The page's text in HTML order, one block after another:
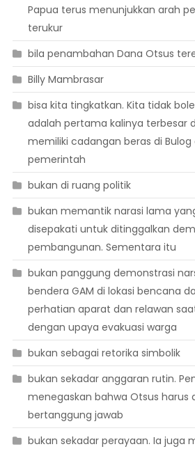
Papua terus menunjukkan arah
terukur
bila penambahan Dana Otsus
Billy Mambrasar
bisa kita tingkatkan. Kita tidak
adalah pertama kalinya terbesar
memiliki cadangan beras di
pemerintah
bukan di ruang politik
bukan memantik narasi lama
disepakati untuk ditinggalkan
pembangunan. Sementara itu
bukan panggung demonstrasi
bendera GAM di lokasi bencana
perhatian aparat dan relawan
dengan upaya evakuasi warga
bukan sebagai retorika simbolik
bukan sekadar anggaran rutin.
menegaskan bahwa Otsus harus
bertanggung jawab
bukan sekadar perayaan. Ia juga